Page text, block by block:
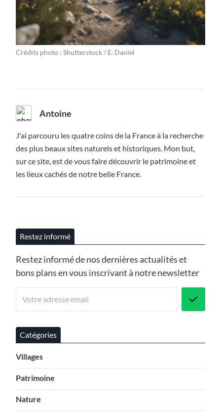
Crédits photo : Shutterstock / E. Daniel
Antoine
J'ai parcouru les quatre coins de la France à la recherche
des plus beaux sites naturels et historiques. Mon but,
sur ce site, est de vous faire découvrir le patrimoine et
les lieux cachés de notre belle France.
Restez informé
Restez informé de nos dernières actualités et
bons plans en vous inscrivant à notre newsletter
Catégories
Villages
Patrimoine
Nature